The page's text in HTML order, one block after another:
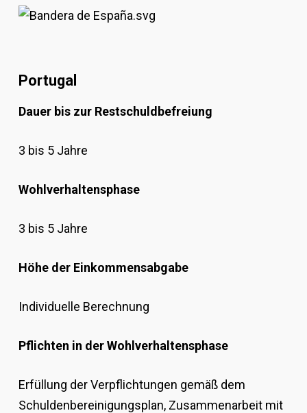
Portugal
Dauer bis zur Restschuldbefreiung
3 bis 5 Jahre
Wohlverhaltensphase
3 bis 5 Jahre
Höhe der Einkommensabgabe
Individuelle Berechnung
Pflichten in der Wohlverhaltensphase
Erfüllung der Verpflichtungen gemäß dem
Schuldenbereinigungsplan, Zusammenarbeit mit